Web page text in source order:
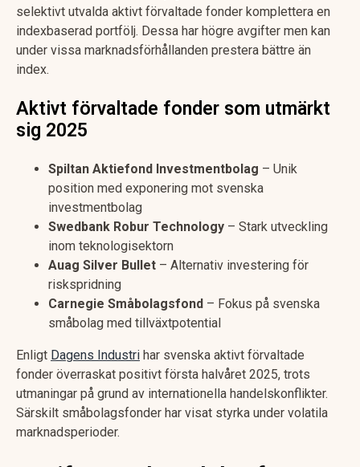
selektivt utvalda aktivt förvaltade fonder komplettera en
indexbaserad portfölj. Dessa har högre avgifter men kan
under vissa marknadsförhållanden prestera bättre än
index.
Aktivt förvaltade fonder som utmärkt
sig 2025
Spiltan Aktiefond Investmentbolag – Unik
position med exponering mot svenska
investmentbolag
Swedbank Robur Technology – Stark utveckling
inom teknologisektorn
Auag Silver Bullet – Alternativ investering för
riskspridning
Carnegie Småbolagsfond – Fokus på svenska
småbolag med tillväxtpotential
Enligt Dagens Industri har svenska aktivt förvaltade
fonder överraskat positivt första halvåret 2025, trots
utmaningar på grund av internationella handelskonflikter.
Särskilt småbolagsfonder har visat styrka under volatila
marknadsperioder.